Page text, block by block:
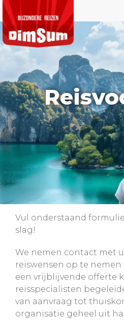
Vul onderstaand
slag!
We nemen contact met
reiswensen op te
een vrijblijvende offerte
reisspecialisten
van aanvraag tot
organisatie geheel uit